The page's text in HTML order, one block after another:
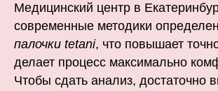
Медицинский центр в
современные методики
палочки tetani, что повышает
делает процесс максимально
Чтобы сдать анализ, достаточно